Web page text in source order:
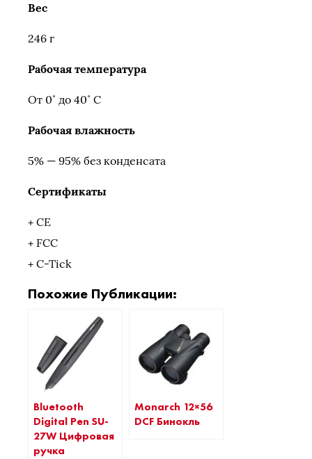
Вес
246 г
Рабочая температура
От 0˚ до 40˚ C
Рабочая влажность
5% — 95% без конденсата
Сертификаты
+ CE
+ FCC
+ C-Tick
Похожие Публикации:
Bluetooth
Digital Pen SU-
27W Цифровая
ручка
Monarch 12×56
DCF Бинокль